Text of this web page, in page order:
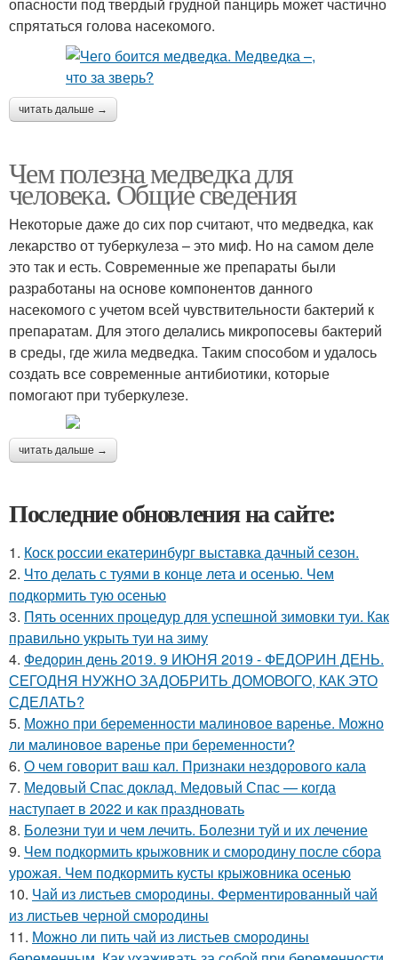
спрятаться голова насекомого.
читать дальше →
Чем полезна медведка для
человека. Общие сведения
Некоторые даже до сих пор считают, что медведка, как
лекарство от туберкулеза – это миф. Но на самом деле
это так и есть. Современные же препараты были
разработаны на основе компонентов данного
насекомого с учетом всей чувствительности бактерий к
препаратам. Для этого делались микропосевы бактерий
в среды, где жила медведка. Таким способом и удалось
создать все современные антибиотики, которые
помогают при туберкулезе.
читать дальше →
Последние обновления на сайте:
1. Коск россии екатеринбург выставка дачный сезон.
2. Что делать с туями в конце лета и осенью. Чем
подкормить тую осенью
3. Пять осенних процедур для успешной зимовки туи. Как
правильно укрыть туи на зиму
4. Федорин день 2019. 9 ИЮНЯ 2019 - ФЕДОРИН ДЕНЬ.
СЕГОДНЯ НУЖНО ЗАДОБРИТЬ ДОМОВОГО, КАК ЭТО
СДЕЛАТЬ?
5. Можно при беременности малиновое варенье. Можно
ли малиновое варенье при беременности?
6. О чем говорит ваш кал. Признаки нездорового кала
7. Медовый Спас доклад. Медовый Спас — когда
наступает в 2022 и как праздновать
8. Болезни туи и чем лечить. Болезни туй и их лечение
9. Чем подкормить крыжовник и смородину после сбора
урожая. Чем подкормить кусты крыжовника осенью
10. Чай из листьев смородины. Ферментированный чай
из листьев черной смородины
11. Можно ли пить чай из листьев смородины